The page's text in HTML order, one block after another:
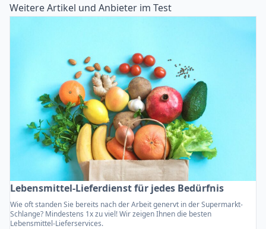
Weitere Artikel und Anbieter im Test
Lebensmittel-Lieferdienst für jedes Bedürfnis
Wie oft standen Sie bereits nach der Arbeit genervt in der Supermarkt-
Schlange? Mindestens 1x zu viel! Wir zeigen Ihnen die besten
Lebensmittel-Lieferservices.